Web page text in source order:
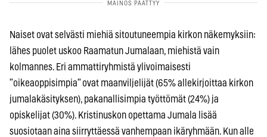
Naiset ovat selvästi miehiä sitoutuneempia kirkon näkemyksiin:
lähes puolet uskoo Raamatun Jumalaan, miehistä vain
kolmannes. Eri ammattiryhmistä ylivoimaisesti
”oikeaoppisimpia” ovat maanviljelijät (65% allekirjoittaa kirkon
jumalakäsityksen), pakanallisimpia työttömät (24%) ja
opiskelijat (30%). Kristinuskon opettama Jumala lisää
suosiotaan aina siirryttäessä vanhempaan ikäryhmään. Kun alle